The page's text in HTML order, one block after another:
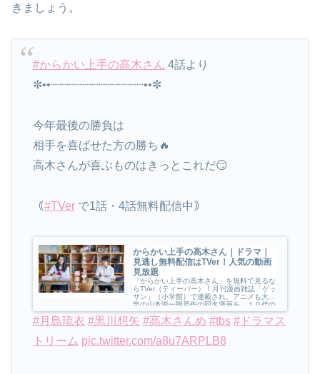
きましょう。
#からかい上手の高木さん 4話より
✼••┈┈┈┈┈┈┈┈┈┈┈┈┈••✼
今年最後の勝負は
相手を喜ばせた方の勝ち🔥
高木さんが喜ぶものはきっとこれだ😏
｟#TVerで1話・4話無料配信中｠
からかい上手の高木さん｜ドラマ｜
見逃し無料配信はTVer！人気の動画
見放題
「からかい上手の高木さん」を無料で見るな
らTVer（ティーバー）！月刊漫画雑誌「ゲッ
サン」（小学館）で連載され、アニメも大人
気の山本崇一朗原作の同名漫画を、１０代の
フレッシュなキャストで実写ドラマ化！とあ
る中学校、隣同士に座る「からかい上手の高
木さん」と「からかわれっぱなしの西片」。
そんな２人の日常のやり取りを描く、照...
#月島琉衣 #黒川想矢 #高木さんめ #tbs #ドラマス
トリーム pic.twitter.com/a8u7ARPLB8